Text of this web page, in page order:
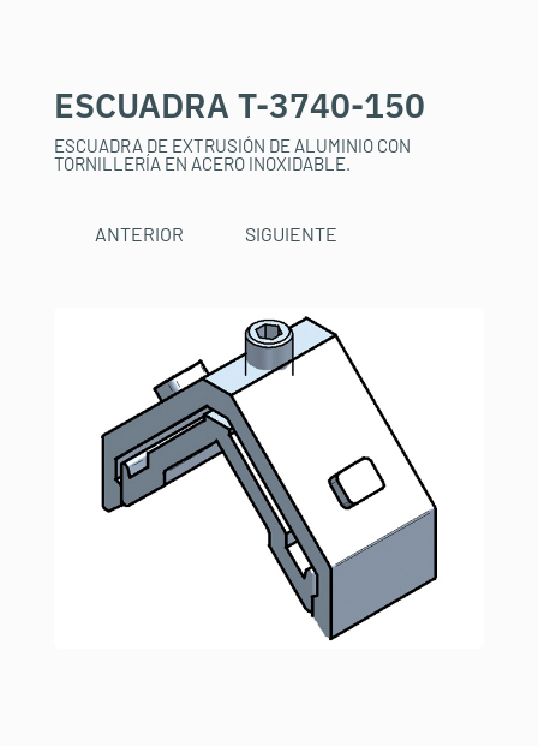
ESCUADRA T-3740-150
ESCUADRA DE EXTRUSIÓN DE ALUMINIO CON
TORNILLERÍA EN ACERO INOXIDABLE.
SIGUIENTE
ANTERIOR